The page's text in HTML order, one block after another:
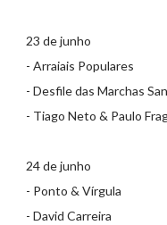
23 de junho
- Arraiais Populares
- Desfile das Marchas
- Tiago Neto & Paulo
24 de junho
- Ponto & Vírgula
- David Carreira